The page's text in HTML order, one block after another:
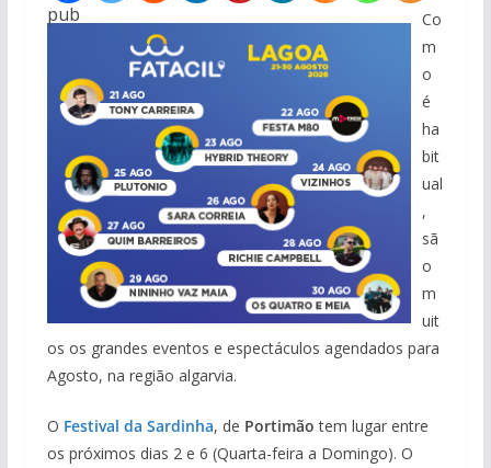
pub
Co
m
o
é
ha
bit
ual
,
sã
o
m
uit
os os grandes eventos e espectáculos agendados para
Agosto, na região algarvia.
O Festival da Sardinha, de Portimão tem lugar entre
os próximos dias 2 e 6 (Quarta-feira a Domingo). O